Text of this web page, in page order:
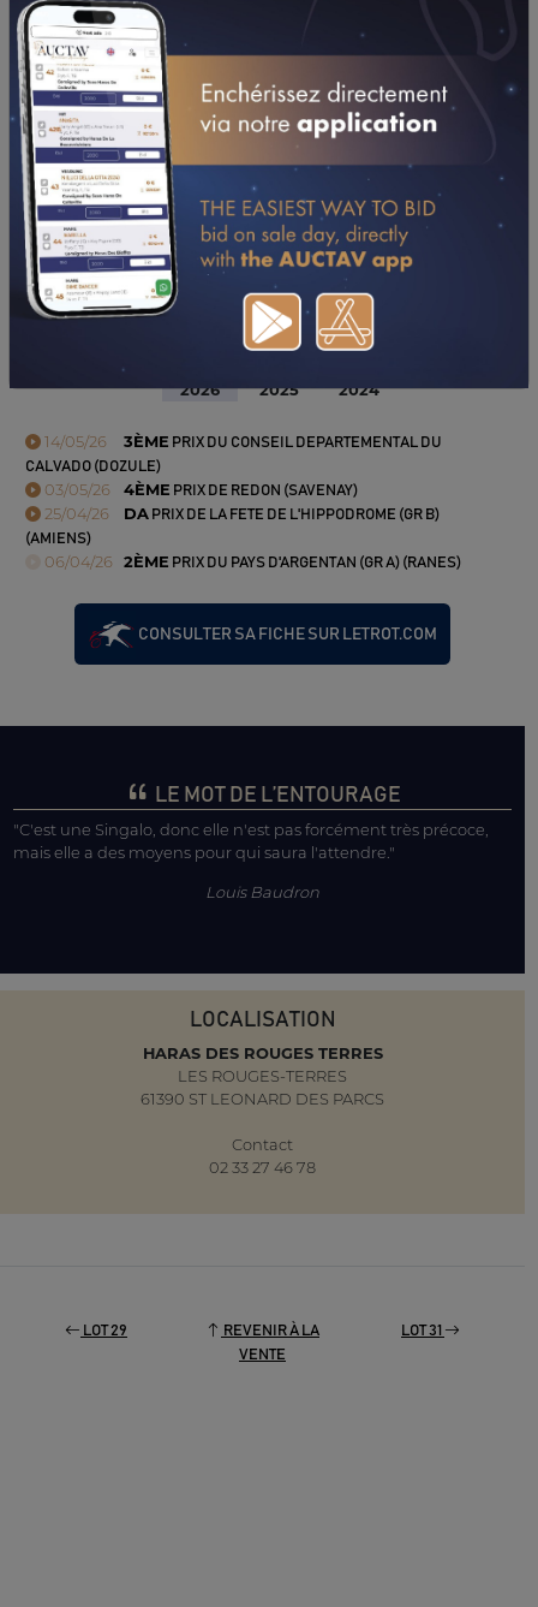
PERFORMANCES
2026 2025 2024
14/05/26 3ÈME PRIX DU CONSEIL DEPARTEMENTAL DU
CALVADO (DOZULE)
03/05/26 4ÈME PRIX DE REDON (SAVENAY)
25/04/26 DAPRIX DE LA FETE DE L'HIPPODROME (GR B)
(AMIENS)
06/04/26 2ÈME PRIX DU PAYS D'ARGENTAN (GR A) (RANES)
CONSULTER SA FICHE SUR LETROT.COM
LE MOT DE L’ENTOURAGE
"C'est une Singalo, donc elle n'est pas forcément très précoce,
mais elle a des moyens pour qui saura l'attendre."
Louis Baudron
LOCALISATION
HARAS DES ROUGES TERRES
LES ROUGES-TERRES
61390 ST LEONARD DES PARCS
Contact
02 33 27 46 78
LOT 29
REVENIR À LA
VENTE
LOT 31